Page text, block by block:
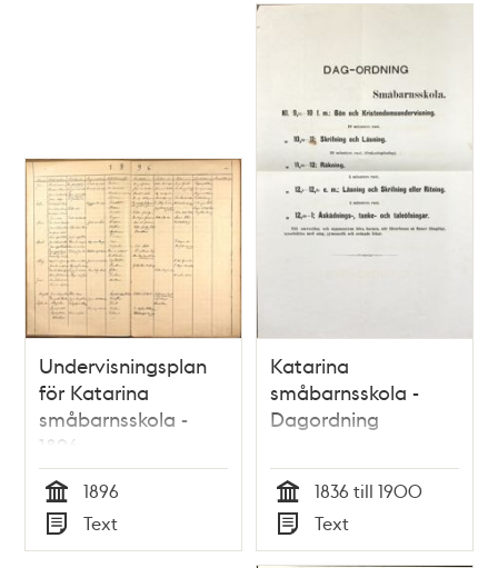
Undervisningsplan
för Katarina
småbarnsskola -
1896
Tid
1896
Typ
Text
Katarina
småbarnsskola -
Dagordning
Tid
1836 till 1900
Typ
Text